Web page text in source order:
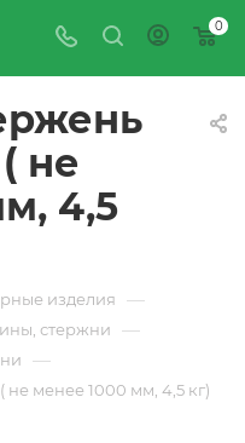
0
не
4,5
изделия —
стержни —
—
менее 1000 мм, 4,5 кг)